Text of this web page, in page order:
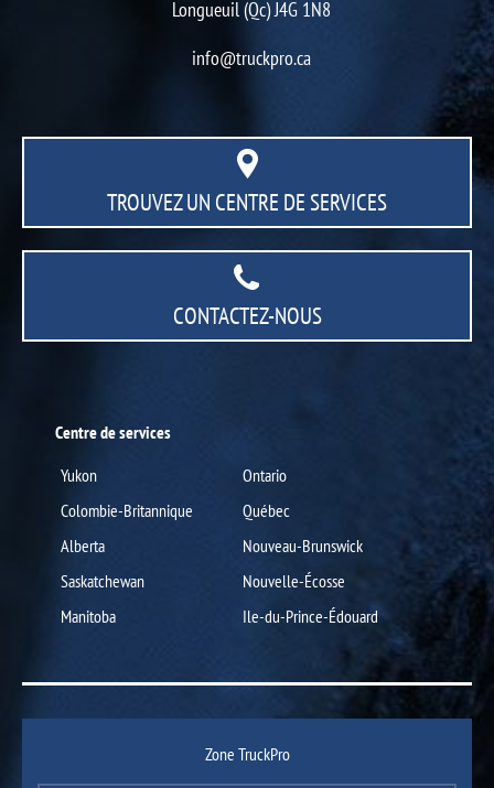
Longueuil (Qc) J4G 1N8
info@truckpro.ca
TROUVEZ UN CENTRE DE SERVICES
CONTACTEZ-NOUS
Centre de services
Yukon
Colombie-Britannique
Alberta
Saskatchewan
Manitoba
Ontario
Québec
Nouveau-Brunswick
Nouvelle-Écosse
Ile-du-Prince-Édouard
Zone TruckPro